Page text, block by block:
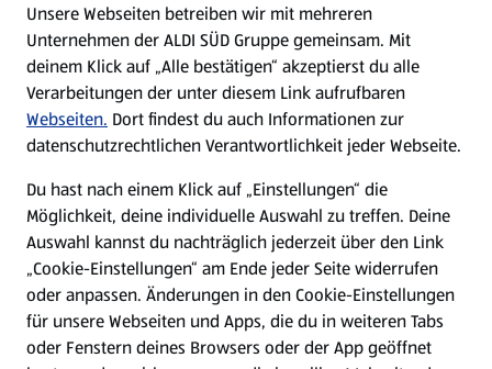
Nachhaltigkeit
Karriere
Presse
Hilfe & Kontakt
(öffnet in einem neuen Tab)
Unternehmen
Unsere Webseiten betreiben wir mit mehreren
Unternehmen der ALDI SÜD Gruppe gemeinsam. Mit
deinem Klick auf „Alle bestätigen“ akzeptierst du alle
Verarbeitungen der unter diesem Link aufrufbaren
Webseiten. Dort findest du auch Informationen zur
datenschutzrechtlichen Verantwortlichkeit jeder Webseite.
Du hast nach einem Klick auf „Einstellungen“ die
Möglichkeit, deine individuelle Auswahl zu treffen. Deine
Auswahl kannst du nachträglich jederzeit über den Link
„Cookie-Einstellungen“ am Ende jeder Seite widerrufen
oder anpassen. Änderungen in den Cookie-Einstellungen
für unsere Webseiten und Apps, die du in weiteren Tabs
oder Fenstern deines Browsers oder der App geöffnet